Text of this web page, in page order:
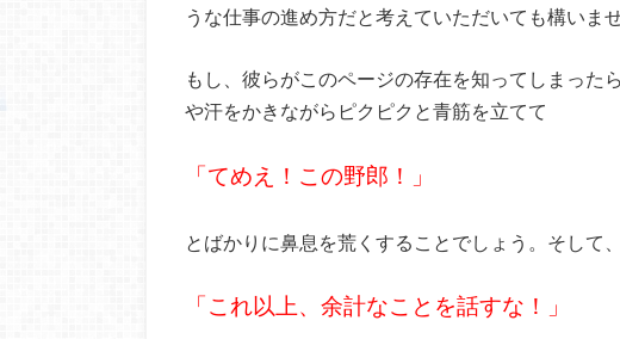
うな仕事の進め方だと考えていただいても構いませ
もし、彼らがこのページの存在を知ってしまった
や汗をかきながらピクピクと青筋を立てて
「てめえ！この野郎！」
とばかりに鼻息を荒くすることでしょう。そして
「これ以上、余計なことを話すな！」